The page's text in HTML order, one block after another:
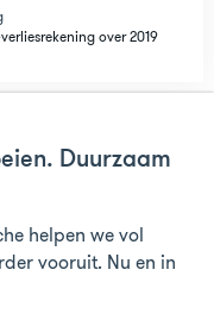
over 2019
Duurzaam
helpen we vol
vooruit. Nu en in